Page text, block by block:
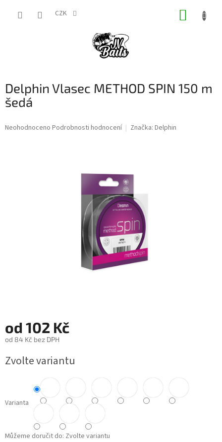
CZK
Delphin Vlasec METHOD SPIN 150 m
šedá
Průměrné
Neohodnoceno Podrobnosti hodnocení Značka: Delphin
od 102 Kč
od 84 Kč bez DPH
cena:
Zvolte variantu
Varianta
Můžeme doručit do: Zvolte variantu